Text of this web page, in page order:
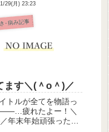
であること、希死念
中エンドレスにぐる
ぐる、病みツイート
ン引きだろうな生ま
29(月) 23:23
･病み記事
ます＼(＾o＾)／
トルが全てを物語っ
疲れたよー！＼
年末年始頑張ったよ